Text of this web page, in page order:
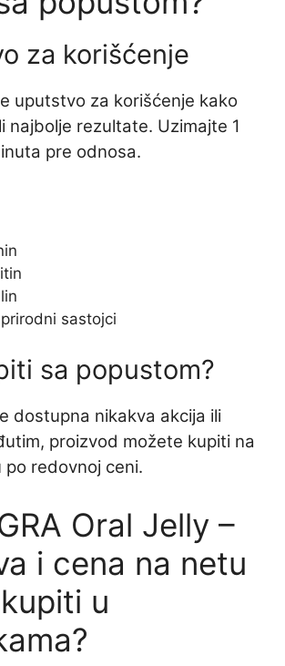
za korišćenje
uputstvo za korišćenje kako
najbolje rezultate. Uzimajte 1
pre odnosa.
sastojci
sa popustom?
dostupna nikakva akcija ili
proizvod možete kupiti na
po redovnoj ceni.
Oral Jelly –
i cena na netu
u